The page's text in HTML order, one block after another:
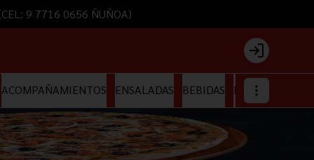
9 7716 0656 ÑUÑOA)
Login
ACOMPAÑAMIENTOS ENSALADAS BEBIDAS HELADOS